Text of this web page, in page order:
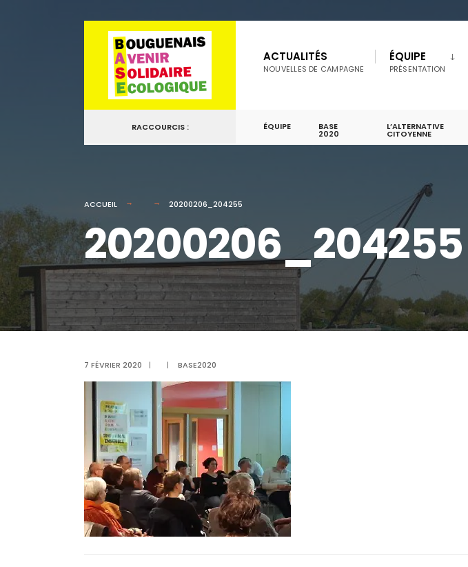
Passer
contenu
ACTUALITÉS
NOUVELLES DE CAMPAGNE
ÉQUIPE
PRÉSENTATION
RACCOURCIS : ÉQUIPE BASE
2020
L’ALTERNATIVE
CITOYENNE
ACCUEIL 20200206_204255
20200206_204255
7 FÉVRIER 2020 | | BASE2020